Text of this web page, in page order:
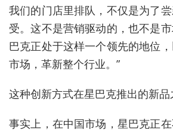
我们的门店里排队，不仅是为了
受。这不是营销驱动的，也不是
巴克正处于这样一个领先的地位
市场，革新整个行业。”
这种创新方式在星巴克推出的新品
事实上，在中国市场，星巴克正